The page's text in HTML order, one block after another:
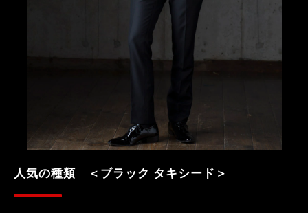
人気の種類　＜ブラック タキシード＞